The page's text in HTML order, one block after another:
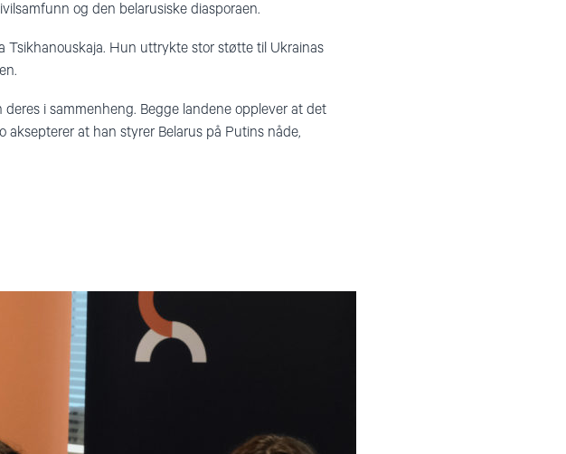
og den belarusiske diasporaen.
Tsikhanouskaja. Hun uttrykte stor støtte til Ukrainas
i sammenheng. Begge landene opplever at det
aksepterer at han styrer Belarus på Putins nåde,